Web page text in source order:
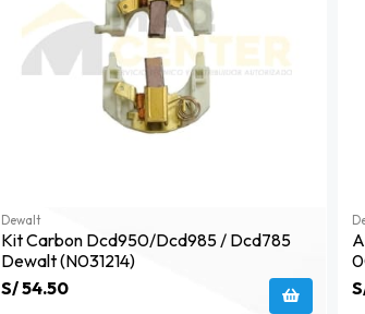
Dewalt
Kit Carbon Dcd950/dcd985 / Dcd785
Dewalt (n031214)
S/ 54.50